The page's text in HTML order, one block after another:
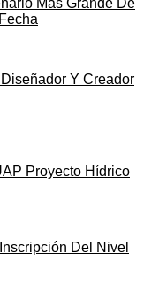
Más Grande De
Y Creador
Proyecto Hídrico
Del Nivel